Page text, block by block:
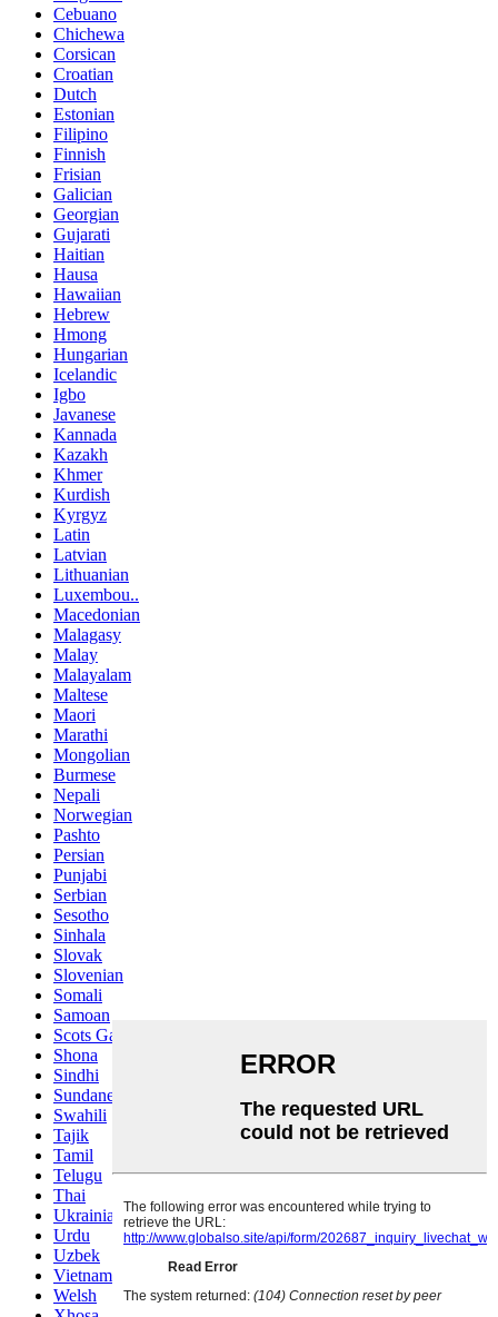
Cebuano
Chichewa
Corsican
Croatian
Dutch
Estonian
Filipino
Finnish
Frisian
Galician
Georgian
Gujarati
Haitian
Hausa
Hawaiian
Hebrew
Hmong
Hungarian
Icelandic
Igbo
Javanese
Kannada
Kazakh
Khmer
Kurdish
Kyrgyz
Latin
Latvian
Lithuanian
Luxembou..
Macedonian
Malagasy
Malay
Malayalam
Maltese
Maori
Marathi
Mongolian
Burmese
Nepali
Norwegian
Pashto
Persian
Punjabi
Serbian
Sesotho
Sinhala
Slovak
Slovenian
Somali
Samoan
Scots Gaelic
Shona
Sindhi
Sundanese
Swahili
Tajik
Tamil
Telugu
Thai
Ukrainian
Urdu
Uzbek
Vietnamese
Welsh